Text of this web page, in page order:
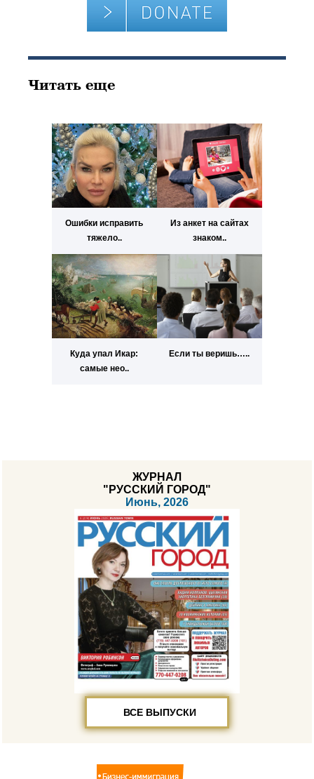
Читать еще
Ошибки исправить
тяжело..
Из анкет на сайтах
знаком..
Куда упал Икар:
самые нео..
Если ты веришь…..
ЖУРНАЛ
"РУССКИЙ ГОРОД"
Июнь, 2026
ВСЕ ВЫПУСКИ